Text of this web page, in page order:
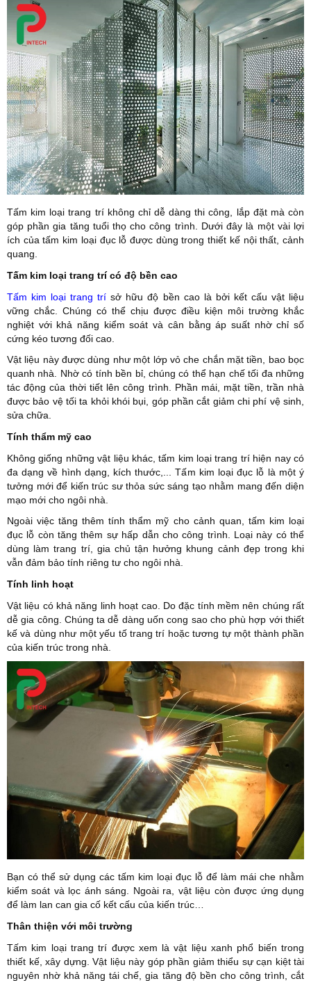
Tấm kim loại trang trí không chỉ dễ dàng thi công, lắp đặt mà còn
góp phần gia tăng tuổi thọ cho công trình. Dưới đây là một vài lợi
ích của tấm kim loại đục lỗ được dùng trong thiết kế nội thất, cảnh
quang.
Tấm kim loại trang trí có độ bền cao
Tấm kim loại trang trí sở hữu độ bền cao là bởi kết cấu vật liệu
vững chắc. Chúng có thể chịu được điều kiện môi trường khắc
nghiệt với khả năng kiểm soát và cân bằng áp suất nhờ chỉ số
cứng kéo tương đối cao.
Vật liệu này được dùng như một lớp vỏ che chắn mặt tiền, bao bọc
quanh nhà. Nhờ có tính bền bỉ, chúng có thể hạn chế tối đa những
tác động của thời tiết lên công trình. Phần mái, mặt tiền, trần nhà
được bảo vệ tối ta khỏi khói bụi, góp phần cắt giảm chi phí vệ sinh,
sửa chữa.
Tính thẩm mỹ cao
Không giống những vật liệu khác, tấm kim loại trang trí hiện nay có
đa dạng về hình dạng, kích thước,... Tấm kim loại đục lỗ là một ý
tưởng mới để kiến trúc sư thỏa sức sáng tạo nhằm mang đến diện
mạo mới cho ngôi nhà.
Ngoài việc tăng thêm tính thẩm mỹ cho cảnh quan, tấm kim loại
đục lỗ còn tăng thêm sự hấp dẫn cho công trình. Loại này có thể
dùng làm trang trí, gia chủ tận hưởng khung cảnh đẹp trong khi
vẫn đảm bảo tính riêng tư cho ngôi nhà.
Tính linh hoạt
Vật liệu có khả năng linh hoạt cao. Do đặc tính mềm nên chúng rất
dễ gia công. Chúng ta dễ dàng uốn cong sao cho phù hợp với thiết
kế và dùng như một yếu tố trang trí hoặc tương tự một thành phần
của kiến trúc trong nhà.
Bạn có thể sử dụng các tấm kim loại đục lỗ để làm mái che nhằm
kiểm soát và lọc ánh sáng. Ngoài ra, vật liệu còn được ứng dụng
để làm lan can gia cố kết cấu của kiến trúc…
Thân thiện với môi trường
Tấm kim loại trang trí được xem là vật liệu xanh phổ biến trong
thiết kế, xây dựng. Vật liệu này góp phần giảm thiểu sự cạn kiệt tài
nguyên nhờ khả năng tái chế, gia tăng độ bền cho công trình, cắt